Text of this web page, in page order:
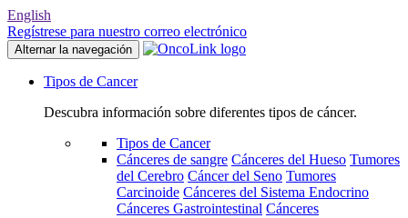
English
Regístrese para nuestro correo electrónico
Alternar la navegación
Tipos de Cancer
Descubra información sobre diferentes tipos de cáncer.
Tipos de Cancer
Cánceres de sangre Cánceres del Hueso Tumores
del Cerebro Cáncer del Seno Tumores
Carcinoide Cánceres del Sistema Endocrino
Cánceres Gastrointestinal Cánceres